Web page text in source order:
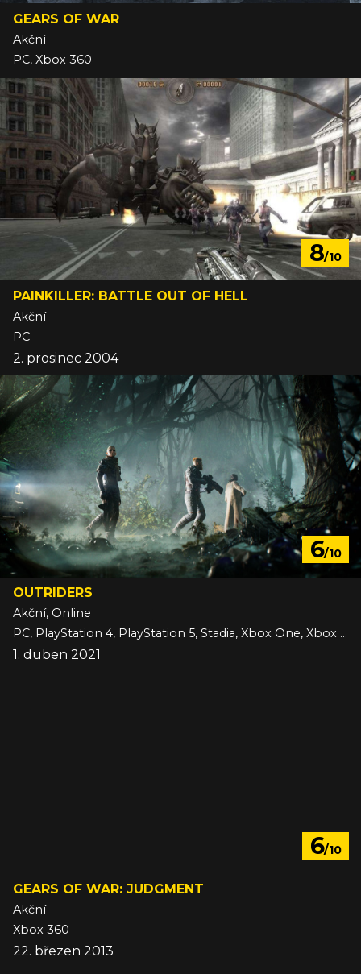
GEARS OF WAR
Akční
PC, Xbox 360
8/10
PAINKILLER: BATTLE OUT OF HELL
Akční
PC
2. prosinec 2004
6/10
OUTRIDERS
Akční, Online
PC, PlayStation 4, PlayStation 5, Stadia, Xbox One, Xbox Series
1. duben 2021
6/10
GEARS OF WAR: JUDGMENT
Akční
Xbox 360
22. březen 2013